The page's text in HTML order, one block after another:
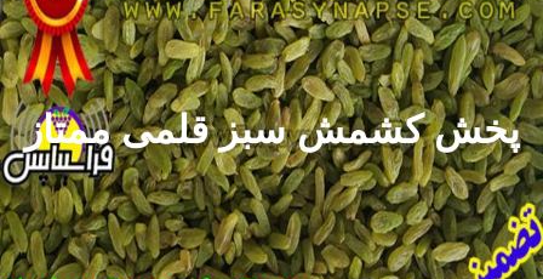
پخش کشمش سبز قلمی ممتاز